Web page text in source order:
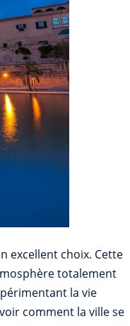
excellent choix. Cette
totalement
la vie
comment la ville se